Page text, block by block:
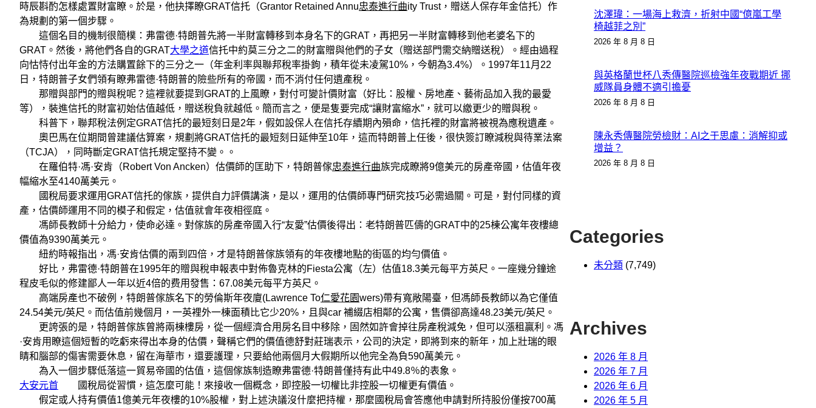
時辰斟酌怎樣處置財富瞭。於是，他抉擇瞭GRAT信托（Grantor Retained Annu忠泰進行曲ity Trust，贈送人保存年金信托）作
為規劃的第一個步驟。
這個名目的機制很簡樸：弗雷德·特朗普先將一半財富轉移到本身名下的GRAT，再把另一半財富轉移到他老婆名下的
GRAT。然後，將他們各自的GRAT大學之道信托中約莫三分之二的財富贈與他們的子女（贈送部門需交納贈送稅）。經由過程
向怙恃付出年金的方法購置餘下的三分之一（年金利率與聯邦稅率掛鉤，積年從未凌駕10%，今朝為3.4%）。1997年11月22
日，特朗普子女們領有瞭弗雷德·特朗普的險些所有的帝國，而不消付任何遺產稅。
那贈與部門的贈與稅呢？這裡就要提到GRAT的上風瞭，對付可變計價財富（好比：股權、房地產、藝術品加入我的最愛
等），裝進信托的財富初始估值越低，贈送稅負就越低。簡而言之，便是隻要完成“讓財富縮水”，就可以繳更少的贈與稅。
科普下，聯邦稅法例定GRAT信托的最短刻日是2年，假如設保人在信托存續期內殞命，信托裡的財富將被視為應稅遺產。
奧巴馬在位期間曾建議估算案，規劃將GRAT信托的最短刻日延伸至10年，這而特朗普上任後，很快簽訂瞭減稅與待業法案
（TCJA），同時斷定GRAT信托規定堅持不變。。
在羅伯特·馮·安肯（Robert Von Ancken）估價師的匡助下，特朗普傢忠泰進行曲族完成瞭將9億美元的房產帝國，估值年夜
幅縮水至4140萬美元。
國稅局要求運用GRAT信托的傢族，提供自力評價講演，是以，運用的估價師專門研究技巧必需過關。可是，對付同樣的資
產，估價師運用不同的模子和假定，估值就會年夜相徑庭。
馮師長教師十分給力，使命必達。對傢族的房產帝國入行“友愛”估價後得出：老特朗普匹儔的GRAT中的25棟公寓年夜樓總
價值為9390萬美元。
紐約時報指出，馮·安肯估價的兩到四倍，才是特朗普傢族領有的年夜樓地點的街區的均勻價值。
好比，弗雷德·特朗普在1995年的贈與稅申報表中對佈魯克林的Fiesta公寓（左）估值18.3美元每平方英尺。一座幾分鐘途
程皮毛似的修建鄙人一年以近4倍的费用發售：67.08美元每平方英尺。
高端房產也不破例，特朗普傢族名下的勞倫斯年夜廈(Lawrence To仁愛花園wers)帶有寬敞陽臺，但馮師長教師以為它僅值
24.54美元/英尺。而估值前幾個月，一英裡外一棟面積比它少20%，且與car 補綴店相鄰的公寓，售價卻高達48.23美元/英尺。
更誇張的是，特朗普傢族曾將兩棟樓房，從一個經濟合用房名目中移除，固然如許會掉往房產稅減免，但可以漲租贏利。馮
·安肯用瞭這個短暫的吃虧來得出本身的估價，聲稱它們的價值德舒對莊瑞表示，公司的決定，即將到來的新年，加上壯瑞的眼
睛和腦部的傷害需要休息，留在海華市，還要護理，只要給他兩個月大假期所以他完全為負590萬美元。
為入一個步驟低落這一貿易帝國的估值，這個傢族制造瞭弗雷德·特朗普僅持有此中49.8％的表象。
大安元首 國稅局從習慣，這怎麼可能！來接收一個概念，即控股一切權比非控股一切權更有價值。
假定或人持有價值1億美元年夜樓的10%股權，對上述決議沒什麼把持權，那麼國稅局會答應他申請對所持股份僅按700萬
沈澤瑋：一場海上救濟，折射中國“億嵐工學
椅越菲之別”
2026 年 8 月 8 日
與英格蘭世杯八秀傳醫院巡檢強年夜戰期近 挪
威隊員身體不適引擔憂
2026 年 8 月 8 日
陳永秀傳醫院勞檢財：AI之于思慮：消解抑或
增益？
2026 年 8 月 8 日
Categories
未分類 (7,749)
Archives
2026 年 8 月
2026 年 7 月
2026 年 6 月
2026 年 5 月